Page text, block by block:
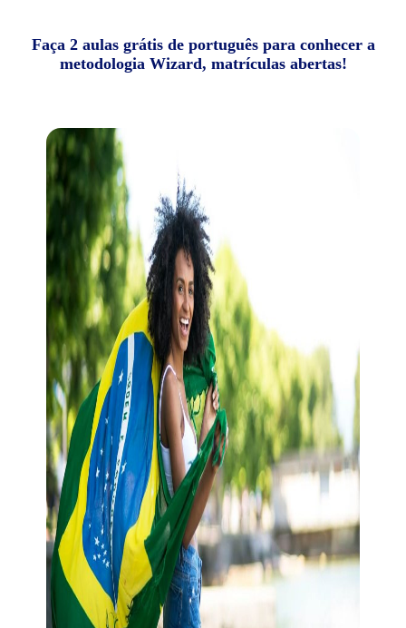
Faça 2 aulas grátis de português para conhecer a
metodologia Wizard, matrículas abertas!